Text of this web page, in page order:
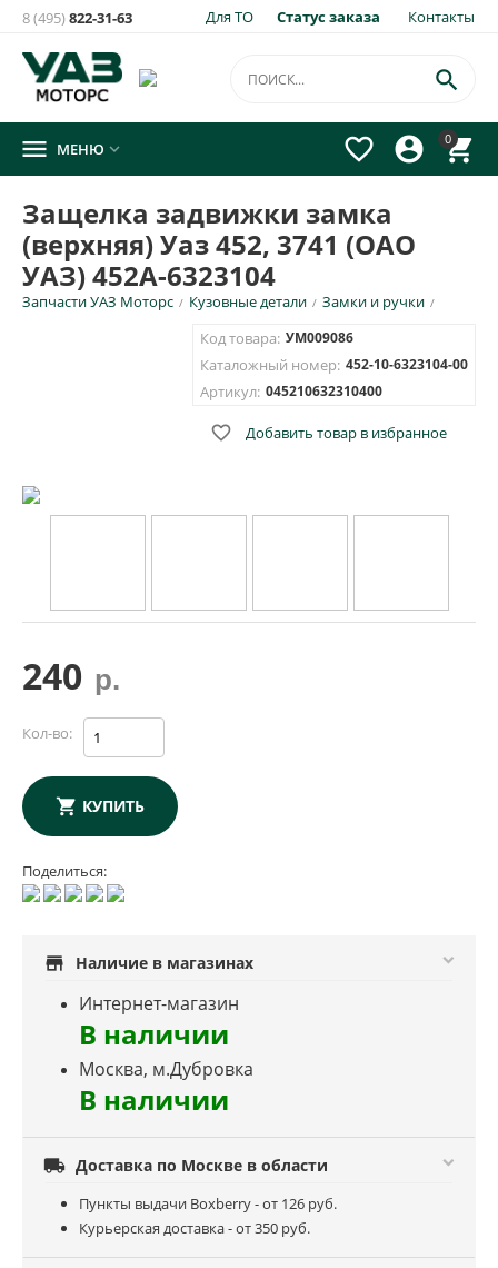
Для ТО Статус заказа Контакты
8 (495)822-31-63
0




 МЕНЮ 
Защелка задвижки замка
(верхняя) Уаз 452, 3741 (ОАО
УАЗ) 452А-6323104
Запчасти УАЗ Моторс / Кузовные детали / Замки и ручки /
Код товара: УМ009086
Каталожный номер: 452-10-6323104-00
Артикул: 045210632310400
 Добавить товар в избранное
240 р.
Кол-во:
КУПИТЬ
Поделиться:
store Наличие в магазинах
Интернет-магазин
В наличии
Москва, м.Дубровка
В наличии
 Доставка по Москве в области
Пункты выдачи Boxberry - от 126 руб.
Курьерская доставка - от 350 руб.